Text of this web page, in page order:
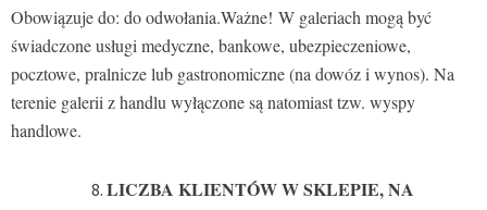
Obowiązuje do: do odwołania.Ważne! W galeriach mogą być
świadczone usługi medyczne, bankowe, ubezpieczeniowe,
pocztowe, pralnicze lub gastronomiczne (na dowóz i wynos). Na
terenie galerii z handlu wyłączone są natomiast tzw. wyspy
handlowe.
LICZBA KLIENTÓW W SKLEPIE, NA